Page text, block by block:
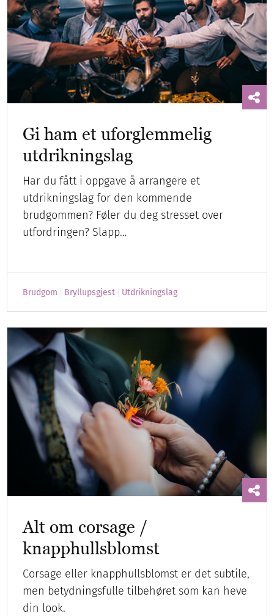
Gi ham et uforglemmelig
utdrikningslag
Har du fått i oppgave å arrangere et
utdrikningslag for den kommende
brudgommen? Føler du deg stresset over
utfordringen? Slapp…
Brudgom Bryllupsgjest Utdrikningslag
Alt om corsage /
knapphullsblomst
Corsage eller knapphullsblomst er det subtile,
men betydningsfulle tilbehøret som kan heve
din look.